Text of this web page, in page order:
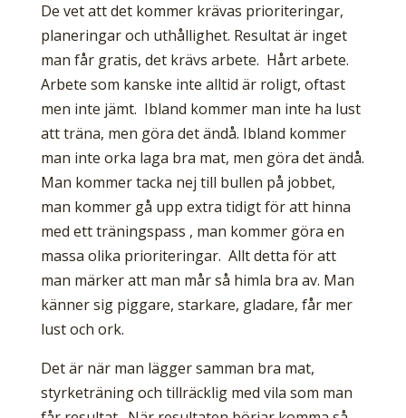
De vet att det kommer krävas prioriteringar,
planeringar och uthållighet. Resultat är inget
man får gratis, det krävs arbete. Hårt arbete.
Arbete som kanske inte alltid är roligt, oftast
men inte jämt. Ibland kommer man inte ha lust
att träna, men göra det ändå. Ibland kommer
man inte orka laga bra mat, men göra det ändå.
Man kommer tacka nej till bullen på jobbet,
man kommer gå upp extra tidigt för att hinna
med ett träningspass , man kommer göra en
massa olika prioriteringar. Allt detta för att
man märker att man mår så himla bra av. Man
känner sig piggare, starkare, gladare, får mer
lust och ork.
Det är när man lägger samman bra mat,
styrketräning och tillräcklig med vila som man